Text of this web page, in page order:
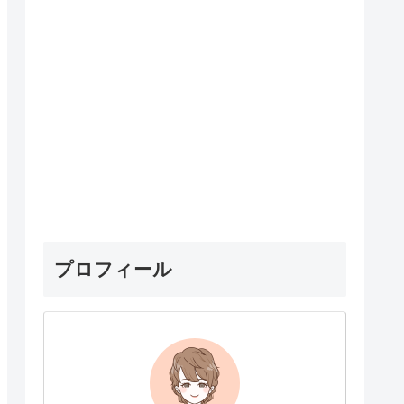
プロフィール